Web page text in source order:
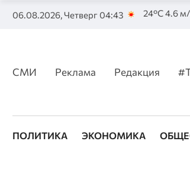
06.08.2026, Четверг 04:43 24°C 4.6
СМИ Реклама Редакция
ПОЛИТИКА ЭКОНОМИКА